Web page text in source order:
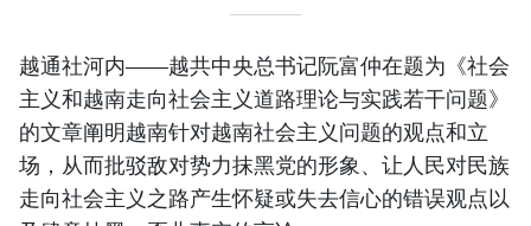
越通社河内——越共中央总书记阮富仲在题为《社会
主义和越南走向社会主义道路理论与实践若干问题》
的文章阐明越南针对越南社会主义问题的观点和立
场，从而批驳敌对势力抹黑党的形象、让人民对民族
走向社会主义之路产生怀疑或失去信心的错误观点以